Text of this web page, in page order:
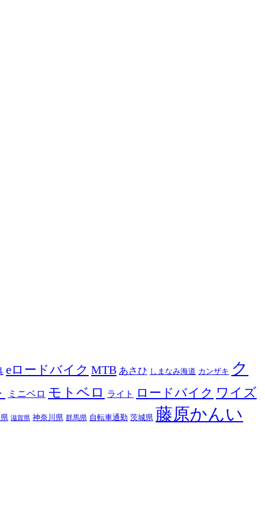
eロードバイク MTB あさひ しまなみ海道 カンザキ ク
ミニベロ モトベロ ライト ロードバイク ワイズ
滋賀県 神奈川県 群馬県 自転車通勤 茨城県 藤原かんい